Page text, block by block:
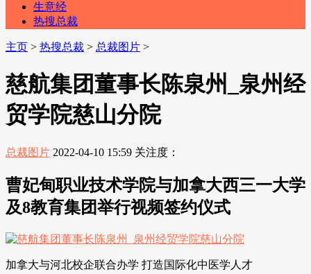
生意经
热搜总裁
主页 > 热搜总裁 > 总裁图片 >
慈航集团董事长陈泉州_泉州经
贸学院慈山分院
总裁图片 2022-04-10 15:59 关注度：
曹妃甸职业技术学院与加拿大西三一大学
及8教育集团举行视频签约仪式
加拿大与河北校企联合办学 打造国际化中医学人才